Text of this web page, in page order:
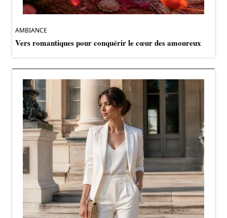
AMBIANCE
Vers romantiques pour conquérir le cœur des amoureux